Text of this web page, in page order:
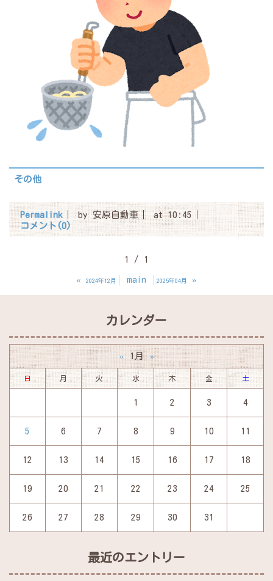
その他
Permalink by 安原自動車
at 10:45
コメント(0)
1 / 1
« 2024年12月 main 2025年04月 »
カレンダー
« 1月 »
日 月 火 水 木 金 土
1 2 3 4
5 6 7 8 9 10 11
12 13 14 15 16 17 18
19 20 21 22 23 24 25
26 27 28 29 30 31
最近のエントリー